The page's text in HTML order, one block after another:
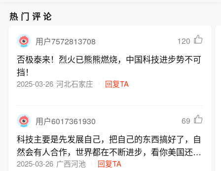
热门评论
用户7572813708 120
否极泰来！烈火已熊熊燃烧，中国科技进步势不可
挡！
2025-03-26 河北石家庄 回复TA
用户6017361930 69
科技主要是先发展自己，把自己的东西搞好了，自
然会有人合作，世界都在不断进步，看你美国还有
多大能耐。
2025-03-26 广西河池 回复TA